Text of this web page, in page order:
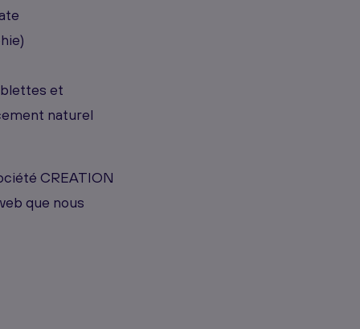
et
naturel
CREATION
que nous